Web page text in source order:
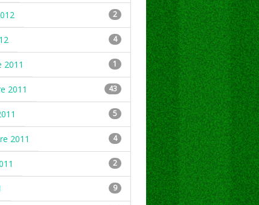
2
4
2011 1
2011 43
5
2011 4
2
9